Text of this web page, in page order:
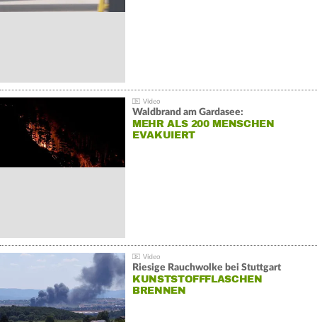
Waldbrand am Gardasee:
MEHR ALS 200 MENSCHEN
EVAKUIERT
Riesige Rauchwolke bei Stuttgart
KUNSTSTOFFFLASCHEN
BRENNEN